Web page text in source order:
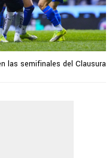
las semifinales del Clausura